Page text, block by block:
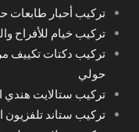
تركيب أحبار طابعات
تركيب خيام للأفراح
تركيب دكتات تكييف
حولي
تركيب ستالايت هندي
تركيب ستاند تلفزيون